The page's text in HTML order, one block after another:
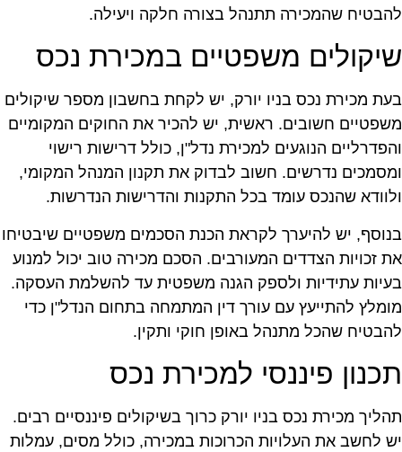
שהמכירה תתנהל בצורה חלקה ויעילה.
משפטיים במכירת נכס
מכירת נכס בניו יורק, יש לקחת בחשבון מספר שיקולים
חשובים. ראשית, יש להכיר את החוקים המקומיים
הנוגעים למכירת נדל"ן, כולל דרישות רישוי
נדרשים. חשוב לבדוק את תקנון המנהל המקומי,
שהנכס עומד בכל התקנות והדרישות הנדרשות.
יש להיערך לקראת הכנת הסכמים משפטיים שיבטיחו
זכויות הצדדים המעורבים. הסכם מכירה טוב יכול למנוע
עתידיות ולספק הגנה משפטית עד להשלמת העסקה.
להתייעץ עם עורך דין המתמחה בתחום הנדל"ן כדי
שהכל מתנהל באופן חוקי ותקין.
פיננסי למכירת נכס
מכירת נכס בניו יורק כרוך בשיקולים פיננסיים רבים.
לחשב את העלויות הכרוכות במכירה, כולל מסים, עמלות